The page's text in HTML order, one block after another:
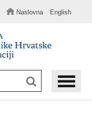
Naslovna English